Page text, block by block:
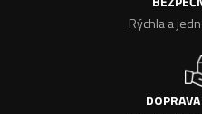
Rýchla a